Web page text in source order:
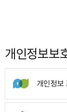
개인정보보
개인정보